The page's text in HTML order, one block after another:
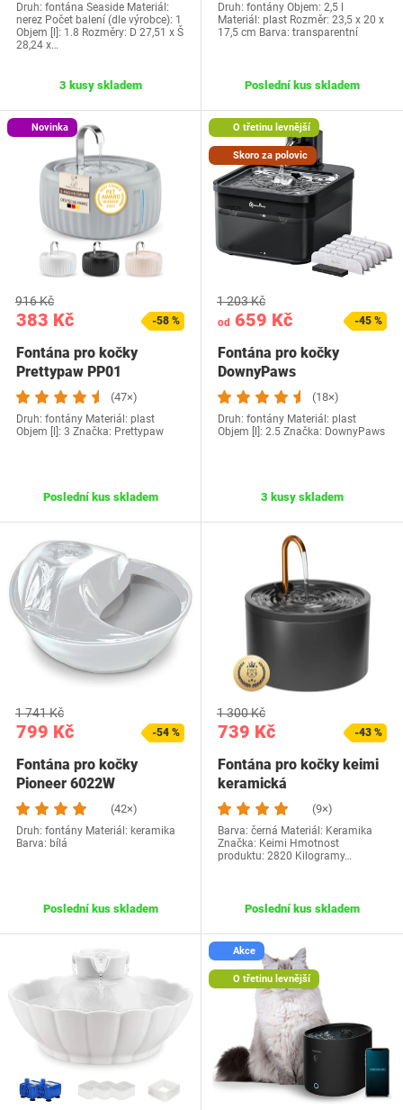
Druh: fontána Seaside Materiál:
nerez Počet balení (dle výrobce): 1
Objem [l]: 1.8 Rozměry: D 27,51 x Š
28,24 x…
3 kusy skladem
Druh: fontány Objem: 2,5 l
Materiál: plast Rozměr: ‎23,5 x 20 x
17,5 cm Barva: transparentní
Poslední kus skladem
Novinka
383 Kč
916 Kč
-58 %
Fontána pro kočky
Prettypaw PP01
(47×)
Druh: fontány Materiál: plast
Objem [l]: 3 Značka: Prettypaw
Poslední kus skladem
O třetinu levnější
Skoro za polovic
od 659 Kč
1 203 Kč
-45 %
Fontána pro kočky
DownyPaws
(18×)
Druh: fontány Materiál: plast
Objem [l]: 2.5 Značka: DownyPaws
3 kusy skladem
799 Kč
1 741 Kč
-54 %
Fontána pro kočky
Pioneer 6022W
(42×)
Druh: fontány Materiál: keramika
Barva: bílá
Poslední kus skladem
739 Kč
1 300 Kč
-43 %
Fontána pro kočky keimi
keramická
(9×)
Barva: černá Materiál: Keramika
Značka: Keimi Hmotnost
produktu: 2820 Kilogramy…
Poslední kus skladem
Akce
O třetinu levnější